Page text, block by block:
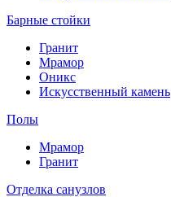
Барные стойки
Гранит
Мрамор
Оникс
Искусственный камень
Полы
Мрамор
Гранит
Отделка санузлов